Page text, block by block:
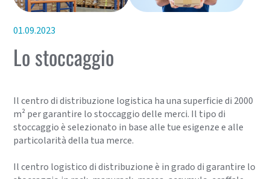
01.09.2023
Lo stoccaggio
Il centro di distribuzione logistica ha una superficie di 2000
m² per garantire lo stoccaggio delle merci. Il tipo di
stoccaggio è selezionato in base alle tue esigenze e alle
particolarità della tua merce.
Il centro logistico di distribuzione è in grado di garantire lo